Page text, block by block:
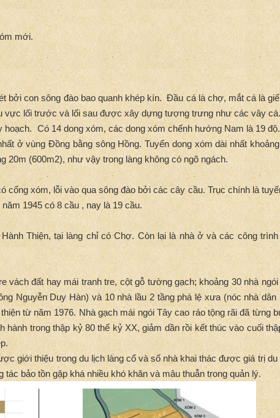
mới.
bởi con sông đào bao quanh khép kín. Đầu cá là chợ, mắt cá là
vực lối trước và lối sau được xây dựng tượng trưng như các vây cá.
Có 14 dong xóm, các dong xóm chếnh hướng Nam là 19
ở vùng Đồng bằng sông Hồng. Tuyến dong xóm dài nhất
20m (600m2), như vậy trong làng không có ngõ ngách.
cổng xóm, lỗi vào qua sông đào bởi các cây cầu. Trục chính là
1945 có 8 cầu , nay là 19 cầu.
Thiện, tại làng chỉ có Chợ. Còn lại là nhà ở và các công
vách đất hay mái tranh tre, cột gỗ tường gạch; khoảng 30 nhà
Nguyễn Duy Hàn) và 10 nhà lầu 2 tầng phá lệ xưa (nóc nhà
từ năm 1976. Nhà gạch mái ngói Tây cao ráo tộng rãi đã từng
hành trong thập kỷ 80 thế kỷ XX, giảm dần rồi kết thúc vào cuối
giới thiệu trong du lịch làng cổ và số nhà khai thác được giá trị
bảo tồn gặp khá nhiều khó khăn và mâu thuẫn trong quản lý.